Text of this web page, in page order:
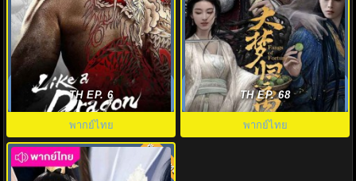
Like a Dragon Yakuza พากย์ไทย
(2024) EP.1-6 (จบ)
TH EP. 6
พากย์ไทย
ห้วงฝันหวนคืน พากย์ไทย (2024)
Fangs of Fortune EP1-EP34
TH EP. 68
พากย์ไทย
7.0 พากย์ไทย